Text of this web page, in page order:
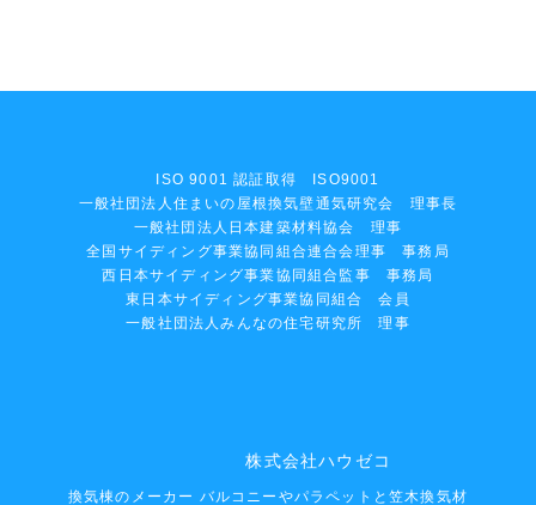
ISO 9001 認証取得 ISO9001
一般社団法人住まいの屋根換気壁通気研究会 理事長
一般社団法人日本建築材料協会 理事
全国サイディング事業協同組合連合会理事 事務局
西日本サイディング事業協同組合監事 事務局
東日本サイディング事業協同組合 会員
一般社団法人みんなの住宅研究所 理事
株式会社ハウゼコ
換気棟のメーカー バルコニーやパラペットと笠木換気材